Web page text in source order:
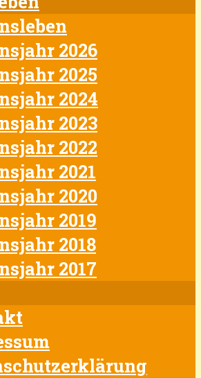
2026
2025
2024
2023
2022
2021
2020
2019
2018
2017